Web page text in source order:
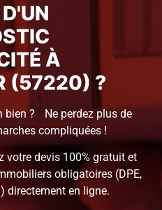
À
(57220) ?
bien ? Ne perdez plus de
compliquées !
votre devis 100% gratuit et
obligatoires (DPE,
directement en ligne.